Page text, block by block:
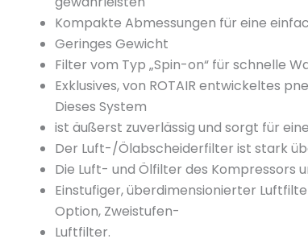
Kompakte Abmessungen für eine
Geringes Gewicht
Filter vom Typ „Spin-on“ für schnelle
Exklusives, von ROTAIR entwickeltes
Dieses System
ist äußerst zuverlässig und sorgt für
Der Luft-/Ölabscheiderfilter ist stark
Die Luft- und Ölfilter des Kompressors
Einstufiger, überdimensionierter
Option, Zweistufen-
Luftfilter.